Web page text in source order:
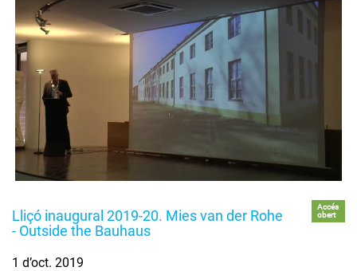
Lliçó inaugural 2019-20. Mies van der Rohe
- Outside the Bauhaus
Accés
obert
1 d’oct. 2019